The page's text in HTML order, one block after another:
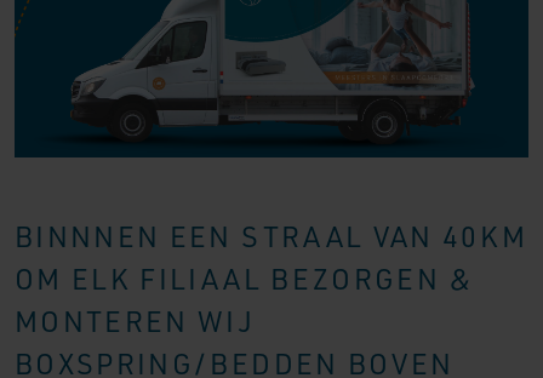
BINNNEN EEN STRAAL VAN 40KM
OM ELK FILIAAL BEZORGEN &
MONTEREN WIJ
BOXSPRING/BEDDEN BOVEN